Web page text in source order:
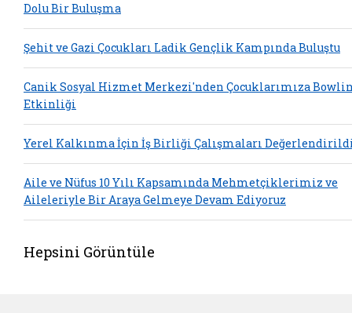
Dolu Bir Buluşma
Şehit ve Gazi Çocukları Ladik Gençlik Kampında Buluştu
Canik Sosyal Hizmet Merkezi'nden Çocuklarımıza
Etkinliği
Yerel Kalkınma İçin İş Birliği Çalışmaları
Aile ve Nüfus 10 Yılı Kapsamında Mehmetçiklerimiz ve
Aileleriyle Bir Araya Gelmeye Devam Ediyoruz
Hepsini Görüntüle